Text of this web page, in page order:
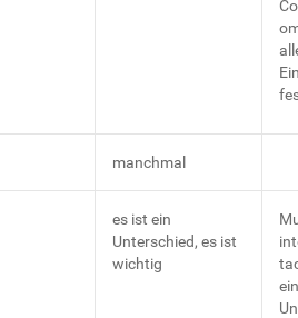
manchmal
es ist ein
Unterschied, es ist
wichtig